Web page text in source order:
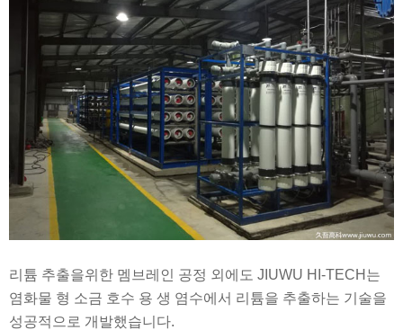
리튬 추출을위한 멤브레인 공정 외에도 JIUWU HI-TECH는
염화물 형 소금 호수 용 생 염수에서 리튬을 추출하는 기술을
성공적으로 개발했습니다.